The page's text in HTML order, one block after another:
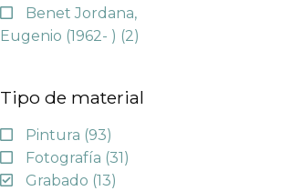
Benet Jordana,
Eugenio (1962- ) (2)
Tipo de material
Pintura (93)
Fotografía (31)
Grabado (13)